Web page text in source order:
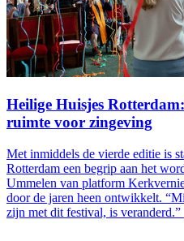
Heilige Huisjes
ruimte voor zingeving
Met inmiddels de vierde editie is
Rotterdam een begrip aan het
Ummelen van platform
door de jaren heen ontwikkelt.
zijn met dit festival, is veranderd.”